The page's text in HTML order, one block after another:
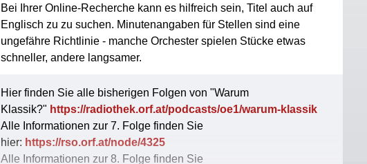
Bei Ihrer Online-Recherche kann es hilfreich sein, Titel auch auf
Englisch zu zu suchen. Minutenangaben für Stellen sind eine
ungefähre Richtlinie - manche Orchester spielen Stücke etwas
schneller, andere langsamer.
Hier finden Sie alle bisherigen Folgen von "Warum
Klassik?" https://radiothek.orf.at/podcasts/oe1/warum-klassik
Alle Informationen zur 7. Folge finden Sie
hier: https://rso.orf.at/node/4325
Alle Informationen zur 8. Folge finden Sie